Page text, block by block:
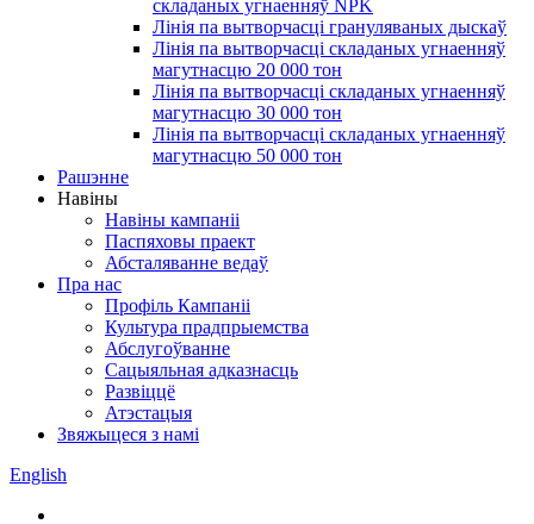
складаных угнаенняў NPK
Лінія па вытворчасці грануляваных дыскаў
Лінія па вытворчасці складаных угнаенняў
магутнасцю 20 000 тон
Лінія па вытворчасці складаных угнаенняў
магутнасцю 30 000 тон
Лінія па вытворчасці складаных угнаенняў
магутнасцю 50 000 тон
Рашэнне
Навіны
Навіны кампаніі
Паспяховы праект
Абсталяванне ведаў
Пра нас
Профіль Кампаніі
Культура прадпрыемства
Абслугоўванне
Сацыяльная адказнасць
Развіццё
Атэстацыя
Звяжыцеся з намі
English